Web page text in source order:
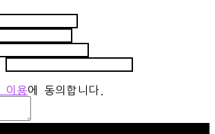
이용에 동의합니다.